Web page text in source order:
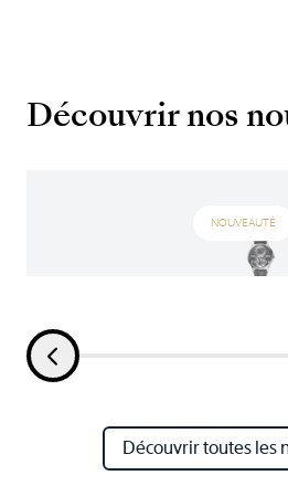
Découvrir nos
NOUVEAUTÉ
Découvrir toutes les